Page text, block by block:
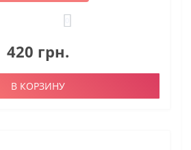
420 грн.
В КОРЗИНУ